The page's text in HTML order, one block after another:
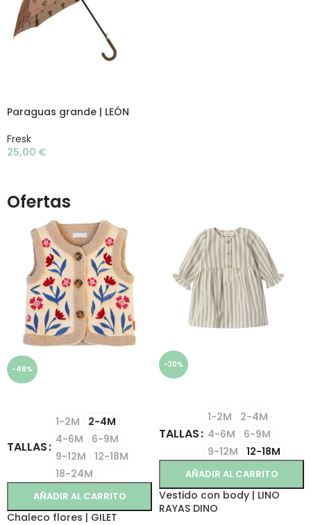
Paraguas grande | LEÓN
Fresk
25,00 €
Ofertas
-48%
TALLAS
1-2M
2-4M
4-6M
6-9M
9-12M
12-18M
18-24M
AÑADIR AL CARRITO
Chaleco flores | GILET
-30%
TALLAS
1-2M
2-4M
4-6M
6-9M
9-12M
12-18M
AÑADIR AL CARRITO
Vestido con body | LINO
RAYAS DINO